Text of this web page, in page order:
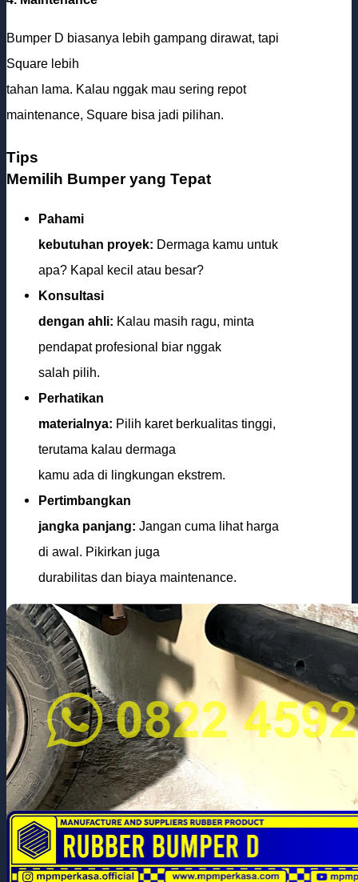
Bumper D biasanya lebih gampang dirawat, tapi
Square lebih
tahan lama. Kalau nggak mau sering repot
maintenance, Square bisa jadi pilihan.
Tips
Memilih Bumper yang Tepat
Pahami
kebutuhan proyek: Dermaga kamu untuk
apa? Kapal kecil atau besar?
Konsultasi
dengan ahli: Kalau masih ragu, minta
pendapat profesional biar nggak
salah pilih.
Perhatikan
materialnya: Pilih karet berkualitas tinggi,
terutama kalau dermaga
kamu ada di lingkungan ekstrem.
Pertimbangkan
jangka panjang: Jangan cuma lihat harga
di awal. Pikirkan juga
durabilitas dan biaya maintenance.